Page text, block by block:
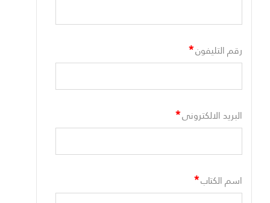
رقم التليفون*
البريد الالكترونى*
اسم الكتاب*